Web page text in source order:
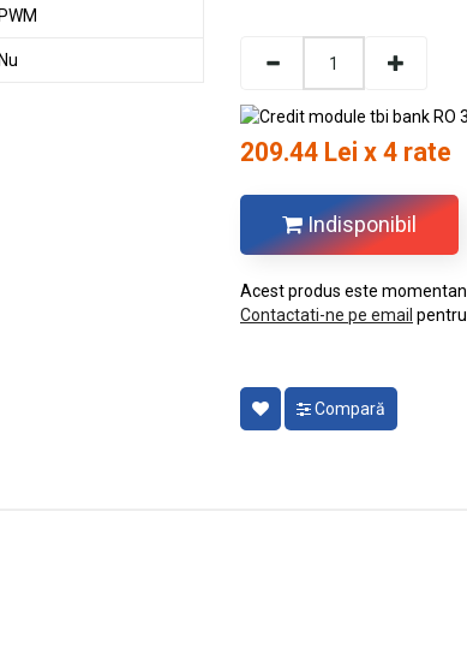
PWM
Nu
209.44 Lei x 4 rate
Indisponibil
Acest produs este
Contactati-ne pe email pentru
Compară